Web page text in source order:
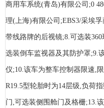
商用车系统(青岛)有限公司;0
理(上海)有限公司;EBS3/采埃
带线路牌的后视镜;8.可选装
选装倒车监视器及其防护罩;9.
仪;10.该车为整车控制器限速,
R19.5型轮胎时为14层级,负荷
门,可选装侧围舱门及格栅;13.